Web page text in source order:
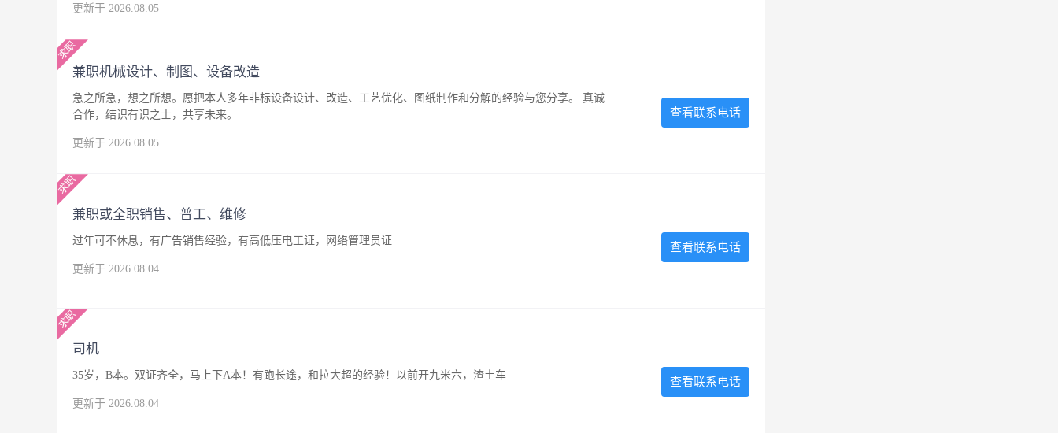
更新于 2026.08.05
兼职机械设计、制图、设备改造
急之所急，想之所想。愿把本人多年非标设备设计、改造、工艺优化、图纸制作和分解的经验与您分享。 真诚
合作，结识有识之士，共享未来。
更新于 2026.08.05
查看联系电话
兼职或全职销售、普工、维修
过年可不休息，有广告销售经验，有高低压电工证，网络管理员证
更新于 2026.08.04
查看联系电话
司机
35岁，B本。双证齐全，马上下A本！有跑长途，和拉大超的经验！以前开九米六，渣土车
更新于 2026.08.04
查看联系电话